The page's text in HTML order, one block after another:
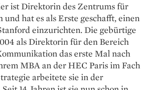
ist Direktorin des Zentrums für
und hat es als Erste geschafft, einen
einzurichten. Die gebürtige
als Direktorin für den Bereich
das erste Mal nach
MBA an der HEC Paris im Fach
arbeitete sie in der